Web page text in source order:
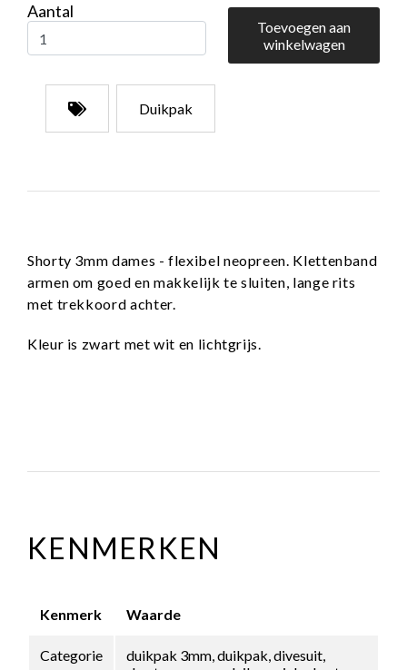
Aantal
Toevoegen aan
winkelwagen
Duikpak
Shorty 3mm dames - flexibel neopreen. Klettenband
armen om goed en makkelijk te sluiten, lange rits
met trekkoord achter.
Kleur is zwart met wit en lichtgrijs.
KENMERKEN
Kenmerk Waarde
Categorie
duikpak 3mm, duikpak, divesuit,